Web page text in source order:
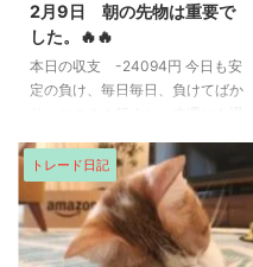
2月9日 朝の先物は重要で
した。🔥🔥
本日の収支 -24094円 今日も安
定の負け、毎日毎日、負けてばか
小さく、利食いしていく。朝の先
物をもっと重要視するべきでし
た。アメリカ相場、先物、SOX指
数。上げる相場でした。なのに、
空売りしてしまい、上げすぎだろ
トレード日記